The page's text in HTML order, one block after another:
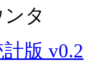
タ
版 v0.2